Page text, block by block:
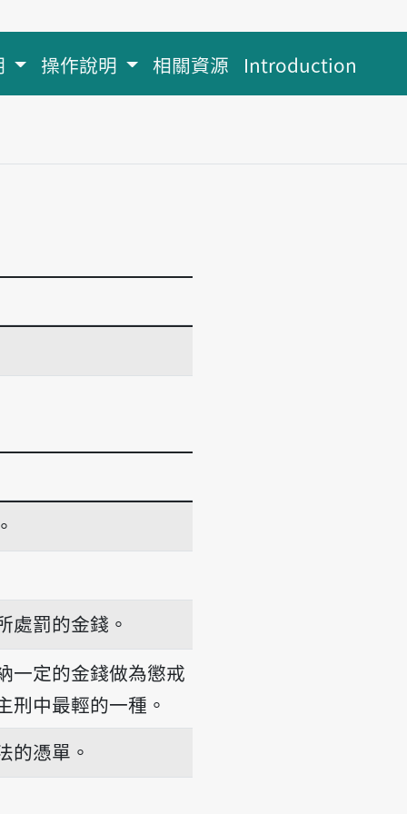
操作說明 相關資源 Introduction
處罰的金錢。
一定的金錢做為懲戒
刑中最輕的一種。
的憑單。